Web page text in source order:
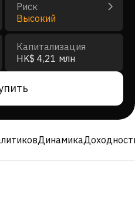
Риск
Высокий
Капитализация
HK$ 4,21 млн
Динамика